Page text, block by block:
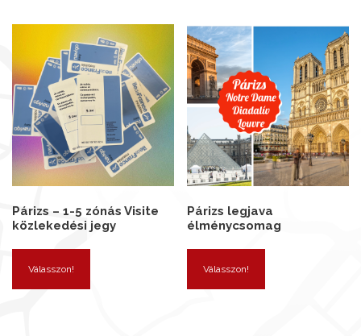
Párizs – 1-5 zónás Visite
közlekedési jegy
Válasszon!
Párizs legjava
élménycsomag
Válasszon!